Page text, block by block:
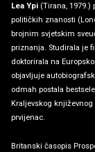
Lea Ypi (Tirana,
političkih znanosti
brojnim svjetskim
priznanja. Studirala je
doktorirala na
objavljuje
odmah postala
Kraljevskog
prvijenac.
Britanski časopis